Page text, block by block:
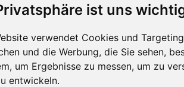
ist uns
verwendet Cookies und
und die Werbung, die Sie sehen,
um Ergebnisse zu messen, um zu
entwickeln.
Sonstiges
Arbeitsrecht
Hallo, ihr fleißigen Mitstreiter,